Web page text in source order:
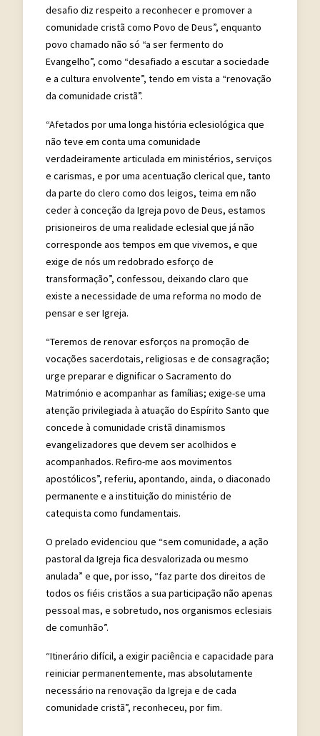
desafio diz respeito a reconhecer e promover a
comunidade cristã como Povo de Deus”, enquanto
povo chamado não só “a ser fermento do
Evangelho”, como “desafiado a escutar a sociedade
e a cultura envolvente”, tendo em vista a “renovação
da comunidade cristã”.
“Afetados por uma longa história eclesiológica que
não teve em conta uma comunidade
verdadeiramente articulada em ministérios, serviços
e carismas, e por uma acentuação clerical que, tanto
da parte do clero como dos leigos, teima em não
ceder à conceção da Igreja povo de Deus, estamos
prisioneiros de uma realidade eclesial que já não
corresponde aos tempos em que vivemos, e que
exige de nós um redobrado esforço de
transformação”, confessou, deixando claro que
existe a necessidade de uma reforma no modo de
pensar e ser Igreja.
“Teremos de renovar esforços na promoção de
vocações sacerdotais, religiosas e de consagração;
urge preparar e dignificar o Sacramento do
Matrimónio e acompanhar as famílias; exige-se uma
atenção privilegiada à atuação do Espírito Santo que
concede à comunidade cristã dinamismos
evangelizadores que devem ser acolhidos e
acompanhados. Refiro-me aos movimentos
apostólicos”, referiu, apontando, ainda, o diaconado
permanente e a instituição do ministério de
catequista como fundamentais.
O prelado evidenciou que “sem comunidade, a ação
pastoral da Igreja fica desvalorizada ou mesmo
anulada” e que, por isso, “faz parte dos direitos de
todos os fiéis cristãos a sua participação não apenas
pessoal mas, e sobretudo, nos organismos eclesiais
de comunhão”.
“Itinerário difícil, a exigir paciência e capacidade para
reiniciar permanentemente, mas absolutamente
necessário na renovação da Igreja e de cada
comunidade cristã”, reconheceu, por fim.